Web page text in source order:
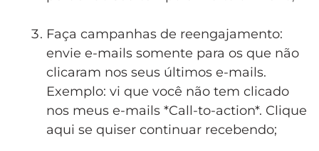
Faça campanhas de reengajamento:
envie e-mails somente para os que não
clicaram nos seus últimos e-mails.
Exemplo: vi que você não tem clicado
nos meus e-mails *Call-to-action*. Clique
aqui se quiser continuar recebendo;